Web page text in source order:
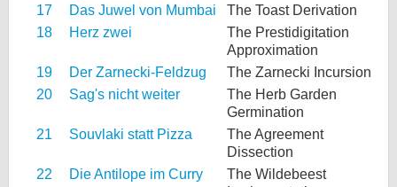
17
Das Juwel von Mumbai
The Toast Derivation
18
Herz zwei
The Prestidigitation
Approximation
19
Der Zarnecki-Feldzug
The Zarnecki Incursion
20
Sag's nicht weiter
The Herb Garden
Germination
21
Souvlaki statt Pizza
The Agreement
Dissection
22
Die Antilope im Curry
The Wildebeest